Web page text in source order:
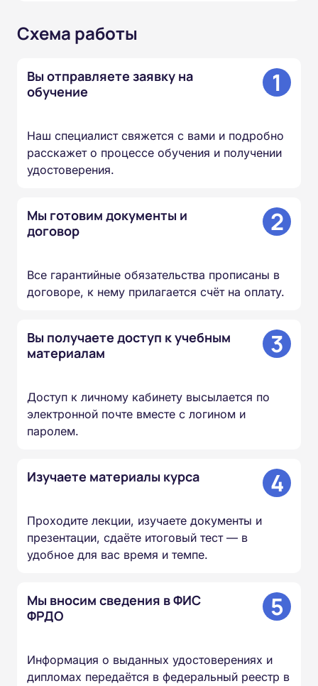
Схема работы
Вы отправляете заявку на
обучение
1
Наш специалист свяжется с вами и подробно
расскажет о процессе обучения и получении
удостоверения.
Мы готовим документы и
договор
2
Все гарантийные обязательства прописаны в
договоре, к нему прилагается счёт на оплату.
Вы получаете доступ к учебным
материалам
3
Доступ к личному кабинету высылается по
электронной почте вместе с логином и
паролем.
Изучаете материалы курса 4
Проходите лекции, изучаете документы и
презентации, сдаёте итоговый тест — в
удобное для вас время и темпе.
Мы вносим сведения в ФИС
ФРДО
5
Информация о выданных удостоверениях и
дипломах передаётся в федеральный реестр в